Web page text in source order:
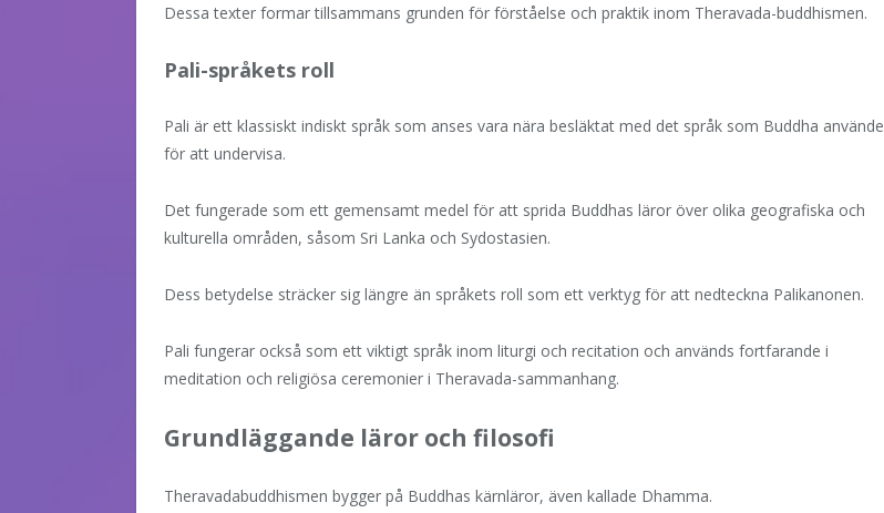
Dessa texter formar tillsammans grunden för förståelse och praktik inom Theravada-buddhismen.
Pali-språkets roll
Pali är ett klassiskt indiskt språk som anses vara nära besläktat med det språk som Buddha använde
för att undervisa.
Det fungerade som ett gemensamt medel för att sprida Buddhas läror över olika geografiska och
kulturella områden, såsom Sri Lanka och Sydostasien.
Dess betydelse sträcker sig längre än språkets roll som ett verktyg för att nedteckna Palikanonen.
Pali fungerar också som ett viktigt språk inom liturgi och recitation och används fortfarande i
meditation och religiösa ceremonier i Theravada-sammanhang.
Grundläggande läror och filosofi
Theravadabuddhismen bygger på Buddhas kärnläror, även kallade Dhamma.